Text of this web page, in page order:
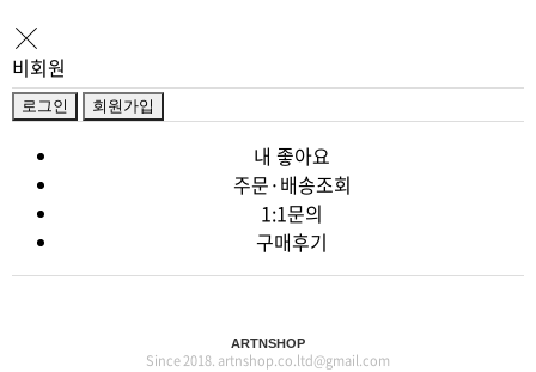
비회원
로그인 회원가입
내 좋아요
주문·배송조회
1:1문의
구매후기
ARTNSHOP
Since 2018. artnshop.co.ltd@gmail.com